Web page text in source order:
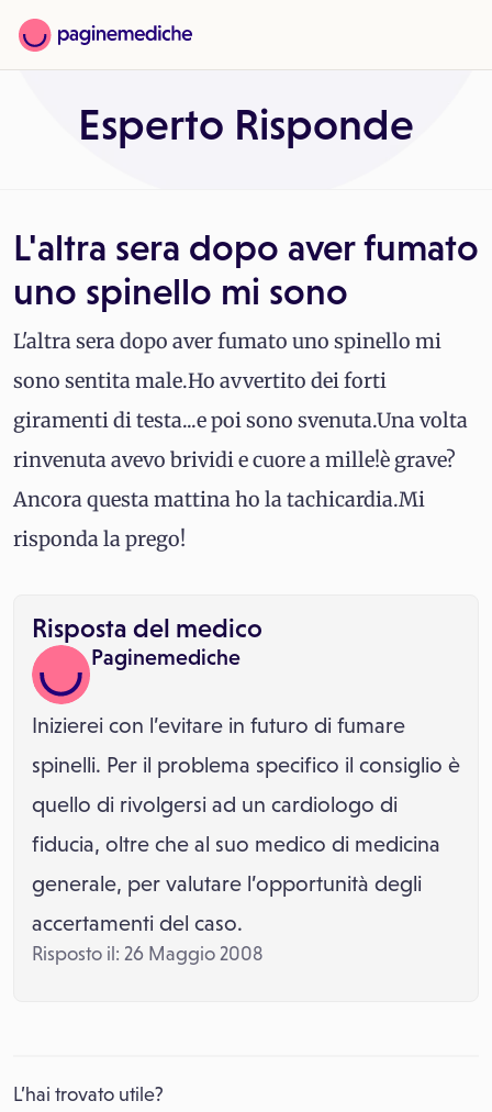
Esperto Risponde
L'altra sera dopo aver fumato
uno spinello mi sono
L'altra sera dopo aver fumato uno spinello mi
sono sentita male.Ho avvertito dei forti
giramenti di testa...e poi sono svenuta.Una volta
rinvenuta avevo brividi e cuore a mille!è grave?
Ancora questa mattina ho la tachicardia.Mi
risponda la prego!
Risposta del medico
Paginemediche
Inizierei con l’evitare in futuro di fumare
spinelli. Per il problema specifico il consiglio è
quello di rivolgersi ad un cardiologo di
fiducia, oltre che al suo medico di medicina
generale, per valutare l’opportunità degli
accertamenti del caso.
Risposto il: 26 Maggio 2008
L’hai trovato utile?